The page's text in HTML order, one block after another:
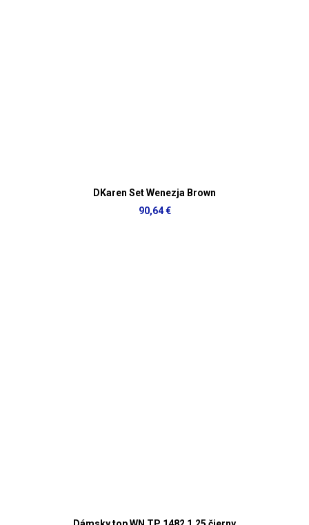
DKaren Set Wenezja Brown
90,64 €